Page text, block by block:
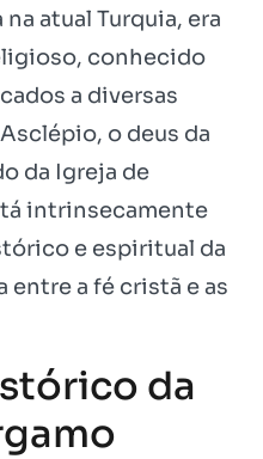
atual Turquia, era
conhecido
a diversas
o deus da
da Igreja de
intrinsecamente
e espiritual da
entre a fé cristã e as
da